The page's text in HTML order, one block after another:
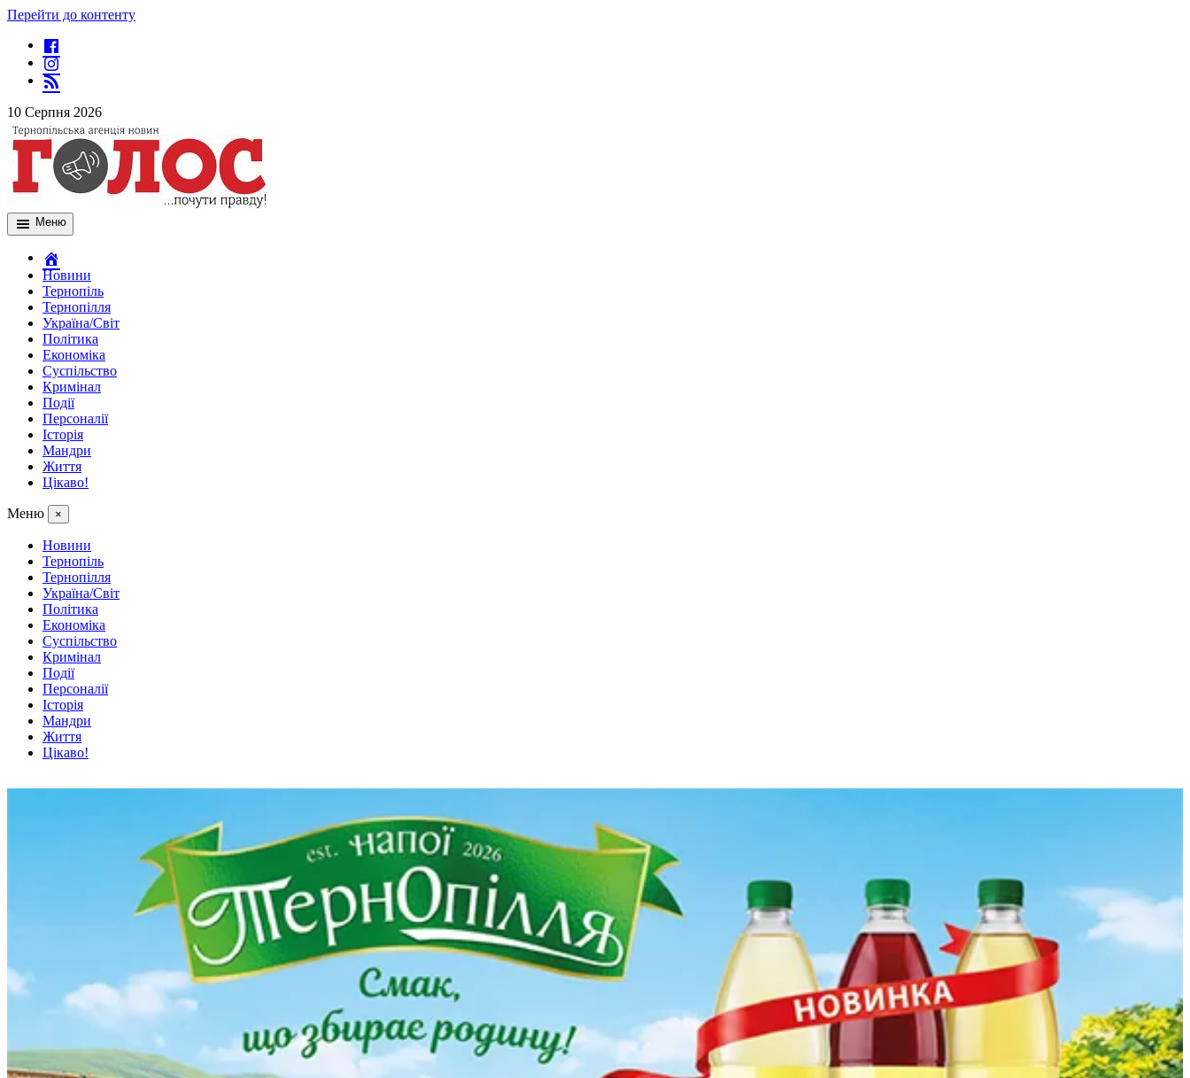
Перейти до контенту
10 Серпня 2026
Меню
Новини
Тернопіль
Тернопілля
Україна/Світ
Політика
Економіка
Суспільство
Кримінал
Події
Персоналії
Історія
Мандри
Життя
Цікаво!
Меню ×
Новини
Тернопіль
Тернопілля
Україна/Світ
Політика
Економіка
Суспільство
Кримінал
Події
Персоналії
Історія
Мандри
Життя
Цікаво!